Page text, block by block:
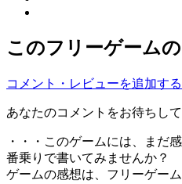
このフリーゲーム
コメント・レビューを追加する
あなたのコメントをお待ちして
・・・このゲームには、まだ
番乗りで書いてみませんか？
ゲームの感想は、フリーゲー